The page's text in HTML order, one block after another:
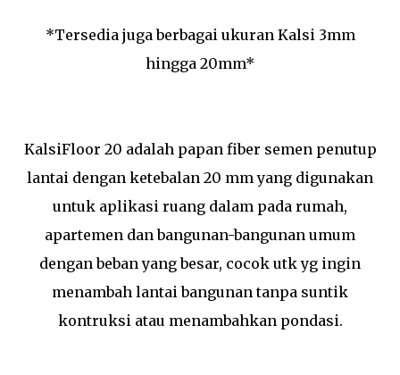
*Tersedia juga berbagai ukuran Kalsi 3mm
hingga 20mm*
KalsiFloor 20 adalah papan fiber semen penutup
lantai dengan ketebalan 20 mm yang digunakan
untuk aplikasi ruang dalam pada rumah,
apartemen dan bangunan-bangunan umum
dengan beban yang besar, cocok utk yg ingin
menambah lantai bangunan tanpa suntik
kontruksi atau menambahkan pondasi.